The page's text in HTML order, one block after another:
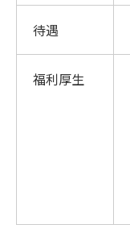
待遇
福利厚生